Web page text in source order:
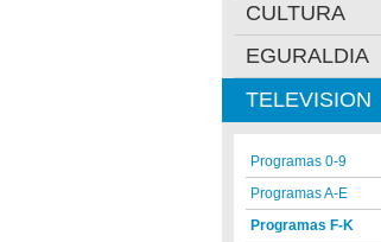
CULTURA
EGURALDIA
TELEVISION
Programas 0-9
Programas A-E
Programas F-K